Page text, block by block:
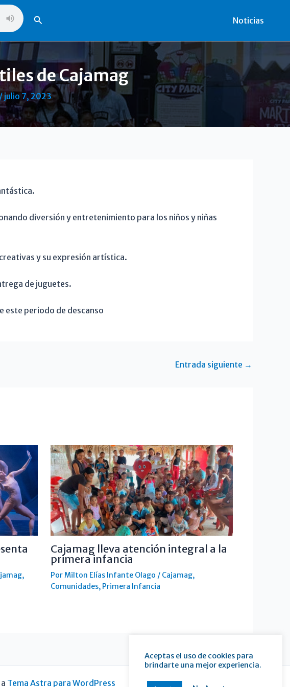
Buscar Noticias
de Cajamag
julio 7, 2023
diversión y entretenimiento para los niños y niñas
y su expresión artística.
de juguetes.
este periodo de descanso
Entrada siguiente →
,
Cajamag lleva atención integral a la
primera infancia
PorMilton Elías Infante Olago / Cajamag,
Comunidades, Primera Infancia
Tema Astra para WordPress
Aceptas el uso de cookies para
brindarte una mejor experiencia.